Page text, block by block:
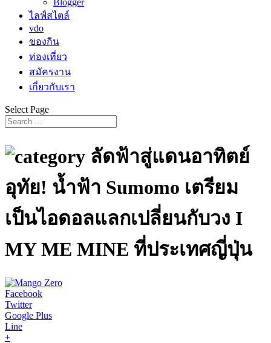
Blogger
ไลฟ์สไตล์
vdo
ของกิน
ท่องเที่ยว
สมัครงาน
เกี่ยวกับเรา
Select Page
ลัดฟ้าสู่แดนอาทิตย์
อุทัย! น้ำฟ้า Sumomo เตรียม
เป็นไอดอลแลกเปลี่ยนกับวง I
MY ME MINE ที่ประเทศญี่ปุ่น
Facebook
Twitter
Google Plus
Line
+